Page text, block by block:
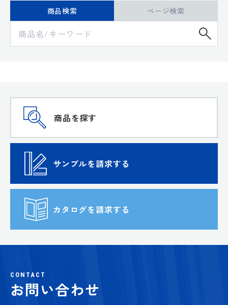
商品検索 ページ検索
商品を探す
サンプルを請求する
カタログを請求する
CONTACT
お問い合わせ